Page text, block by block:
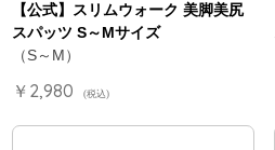
【公式】スリムウォーク 美脚美尻
スパッツ S～Mサイズ
（S～M）
￥2,980 (税込)